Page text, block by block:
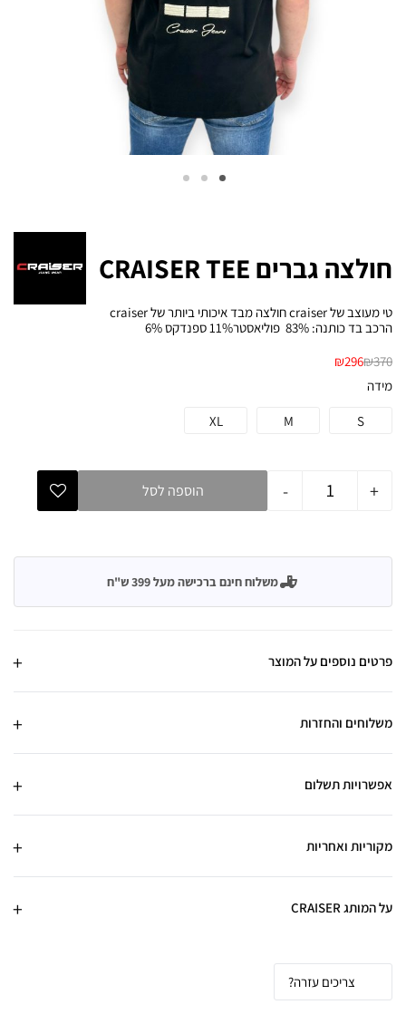
חולצה גברים CRAISER TEE
טי מעוצב של craiser חולצה מבד איכותי ביותר של craiser
הרכב בד כותנה: 83% פוליאסטר11% ספנדקס 6%
₪370
₪296
מידה
S
M
XL
- + הוספה לסל
משלוח חינם ברכישה מעל 399 ש"ח
פרטים נוספים על המוצר
משלוחים והחזרות
אפשרויות תשלום
מקוריות ואחריות
על המותג CRAISER
צריכים עזרה?